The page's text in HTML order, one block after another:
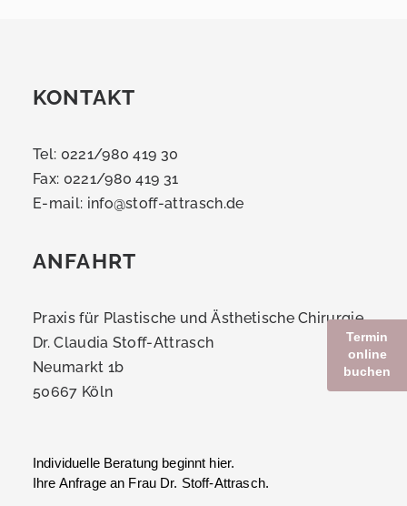
KONTAKT
Tel: 0221/980 419 30
Fax: 0221/980 419 31
E-mail: info@stoff-attrasch.de
ANFAHRT
Praxis für Plastische und Ästhetische Chirurgie
Dr. Claudia Stoff-Attrasch
Neumarkt 1b
50667 Köln
Individuelle Beratung beginnt hier.
Ihre Anfrage an Frau Dr. Stoff-Attrasch.
Termin
online
buchen